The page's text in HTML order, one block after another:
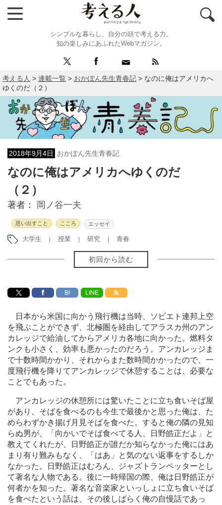
シンプルな暮らし、自分の頭で考える力。
知の楽しみにあふれたWebマガジン。
考える人 > 連載一覧 > おかぽん先生青春記 > なのに俺はアメリカへ
ゆくのだ（２）
2018年9月4日 おかぽん先生青春記
なのに俺はアメリカへゆくのだ
（２）
著者： 岡ノ谷一夫
思い出すこと こころ エッセイ
大学生 授業 研究 青春
初回から読む
B! LINE
日本から米国に向かう飛行機は当時、ソビエト連邦上空
を飛ぶことができず、北極圏を経由してアラスカ州のアン
カレッジで給油してからアメリカ各地に向かった。燃料タ
ンクも小さく、効率も悪かったのだろう。アンカレッジま
で十数時間かかり、それからまた数時間かかったので、一
度飛行機を降りてアンカレッジで休憩することは、必要な
ことでもあった。
アンカレッジの休憩所には驚いたことに立ち食いそば屋
があり、そばを食べるのも今生で最後かと思った俺は、た
めらわずかき揚げ月見そばを食べた。すると俺の隣の見知
らぬ男が、「向かいでそば食べてる人、日野皓正だよ」と
教えてくれたが、日野皓正が誰だか知らなかった俺にはあ
まり有り難みもなく、「はあ」と気のない返事をするしか
なかった。日野皓正はむろん、ジャズトランペッターとし
て著名な人物である。後に一時帰国の際、俺は日野皓正が
何者かを知った。著名な音楽家といっしょに立ち食いそば
を食べたという話は、その後しばらく俺の自慢話であっ